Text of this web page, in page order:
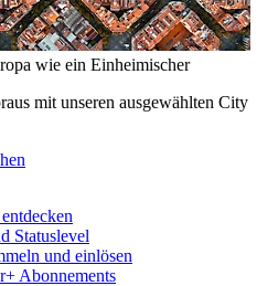
wie ein Einheimischer
mit unseren ausgewählten City
Statuslevel
und einlösen
Abonnements